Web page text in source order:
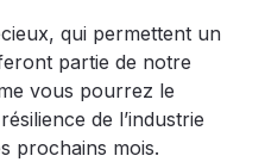
qui permettent un
partie de notre
vous pourrez le
de l’industrie
prochains mois.